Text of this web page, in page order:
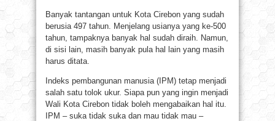
Banyak tantangan untuk Kota Cirebon yang sudah
berusia 497 tahun. Menjelang usianya yang ke-500
tahun, tampaknya banyak hal sudah diraih. Namun,
di sisi lain, masih banyak pula hal lain yang masih
harus ditata.
Indeks pembangunan manusia (IPM) tetap menjadi
salah satu tolok ukur. Siapa pun yang ingin menjadi
Wali Kota Cirebon tidak boleh mengabaikan hal itu.
IPM – suka tidak suka dan mau tidak mau –